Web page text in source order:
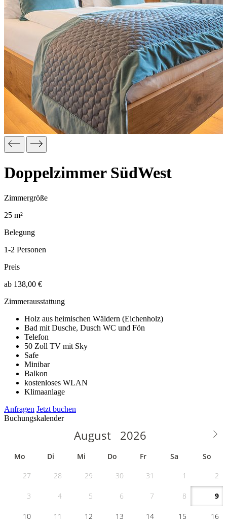
Doppelzimmer SüdWest
Zimmergröße
25 m²
Belegung
1-2 Personen
Preis
ab 138,00 €
Zimmerausstattung
Holz aus heimischen Wäldern (Eichenholz)
Bad mit Dusche, Dusch WC und Fön
Telefon
50 Zoll TV mit Sky
Safe
Minibar
Balkon
kostenloses WLAN
Klimaanlage
Anfragen Jetzt buchen
Buchungskalender